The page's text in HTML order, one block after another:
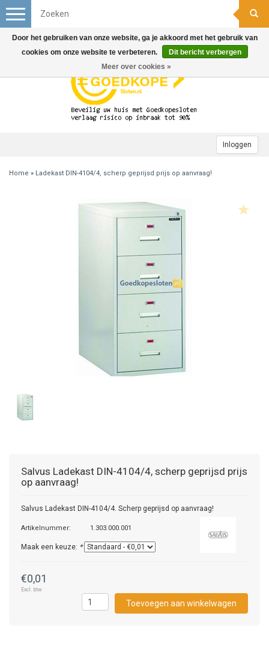
Inloggen
Toggle
navigation
Home » Ladekast DIN-4104/4, scherp geprijsd prijs op aanvraag!
Salvus Ladekast DIN-4104/4, scherp geprijsd prijs
op aanvraag!
Salvus Ladekast DIN-4104/4. Scherp geprijsd op aanvraag!
Artikelnummer: 1.303.000.001
Maak een keuze: *
€0,01
Excl. btw
Toevoegen aan winkelwagen
Door het gebruiken van onze website, ga je akkoord met het gebruik van
cookies om onze website te verbeteren.
Dit bericht verbergen
Meer over cookies »